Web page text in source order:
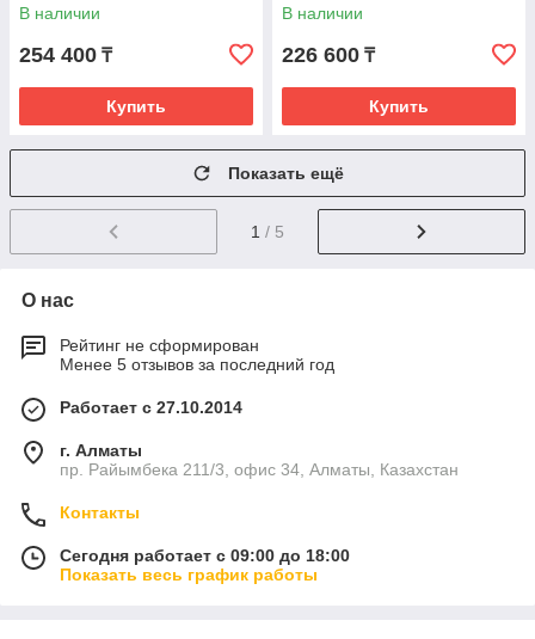
В наличии
254 400 ₸
Купить
В наличии
226 600 ₸
Купить
Показать ещё
1 / 5
О нас
Рейтинг не сформирован
Менее 5 отзывов за последний год
Работает с 27.10.2014
г. Алматы
пр. Райымбека 211/3, офис 34, Алматы, Казахстан
Контакты
Сегодня работает с 09:00 до 18:00
Показать весь график работы